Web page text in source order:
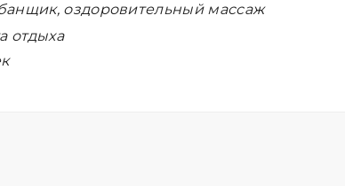
оздоровительный массаж
отдыха